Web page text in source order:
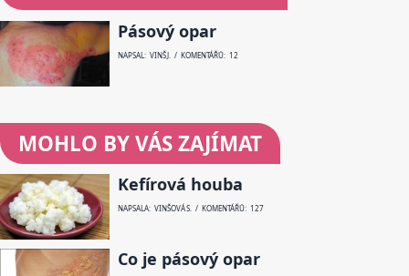
Pásový opar
NAPSAL: VINŠ J. / KOMENTÁŘŮ: 12
MOHLO BY VÁS ZAJÍMAT
Kefírová houba
NAPSALA: VINŠOVÁ S. / KOMENTÁŘŮ: 127
Co je pásový opar